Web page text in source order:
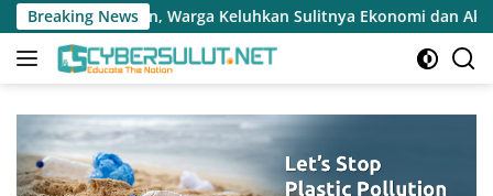
Langsung
ke
konten
Breaking News
Sulitnya Ekonomi dan Akses Pasar UMKM